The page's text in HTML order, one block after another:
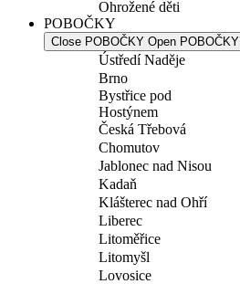
Ohrožené děti
POBOČKY
Close POBOČKY Open POBOČKY
Ústředí Naděje
Brno
Bystřice pod
Hostýnem
Česká Třebová
Chomutov
Jablonec nad Nisou
Kadaň
Klášterec nad Ohří
Liberec
Litoměřice
Litomyšl
Lovosice